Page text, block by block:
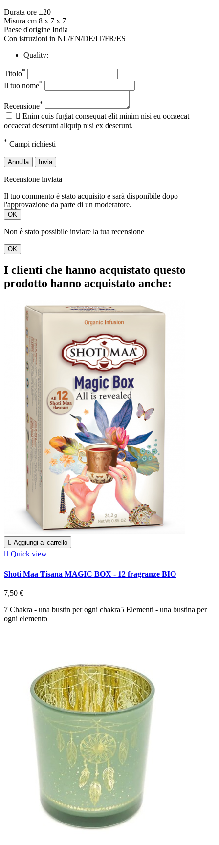
Durata ore ±20
Misura cm 8 x 7 x 7
Paese d'origine India
Con istruzioni in NL/EN/DE/IT/FR/ES
Quality:
Titolo*
Il tuo nome*
Recensione*
 Enim quis fugiat consequat elit minim nisi eu occaecat
occaecat deserunt aliquip nisi ex deserunt.
* Campi richiesti
Annulla Invia
Recensione inviata
Il tuo commento è stato acquisito e sarà disponibile dopo
l'approvazione da parte di un moderatore.
OK
Non è stato possibile inviare la tua recensione
OK
I clienti che hanno acquistato questo
prodotto hanno acquistato anche:
 Aggiungi al carrello
 Quick view
Shoti Maa Tisana MAGIC BOX - 12 fragranze BIO
7,50 €
7 Chakra - una bustin per ogni chakra5 Elementi - una bustina per
ogni elemento